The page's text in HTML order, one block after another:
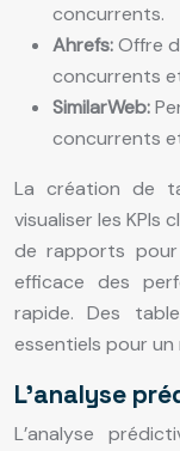
concurrents.
Ahrefs:Offre
concurrents
SimilarWeb:
concurrents
La création de
visualiser les KPIs
de rapports
efficace des
rapide. Des
essentiels pour
L’analyse
L’analyse